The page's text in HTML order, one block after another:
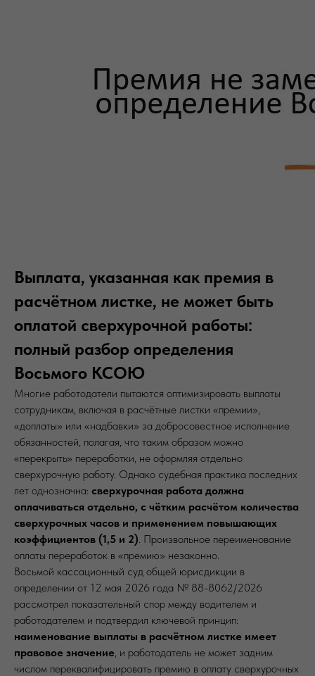
Выплата, указанная как премия в
расчётном листке, не может быть
оплатой сверхурочной работы:
полный разбор определения
Восьмого КСОЮ
Многие работодатели пытаются оптимизировать выплаты
сотрудникам, включая в расчётные листки «премии»,
«доплаты» или «надбавки» за добросовестное исполнение
обязанностей, полагая, что таким образом можно
«перекрыть» переработки, не оформляя отдельно
сверхурочную работу. Однако судебная практика последних
лет однозначна: сверхурочная работа должна
оплачиваться отдельно, с чётким расчётом количества
сверхурочных часов и применением повышающих
коэффициентов (1,5 и 2). Произвольное переименование
оплаты переработок в «премию» незаконно.
Восьмой кассационный суд общей юрисдикции в
определении от 12 мая 2026 года № 88-8062/2026
рассмотрел показательный спор между водителем и
работодателем и подтвердил ключевой принцип:
наименование выплаты в расчётном листке имеет
правовое значение, и работодатель не может задним
числом переквалифицировать премию в оплату сверхурочных